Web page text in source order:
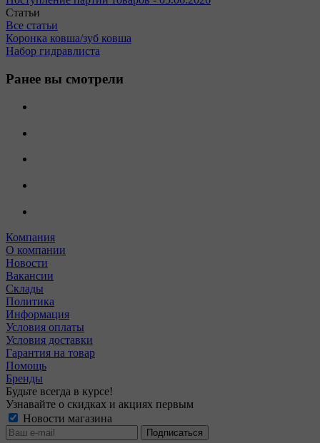
Статьи
Все статьи
Коронка ковша/зуб ковша
Набор гидравлиста
Ранее вы смотрели
Компания
О компании
Новости
Вакансии
Склады
Политика
Информация
Условия оплаты
Условия доставки
Гарантия на товар
Помощь
Бренды
Будьте всегда в курсе!
Узнавайте о скидках и акциях первым
Новости магазина